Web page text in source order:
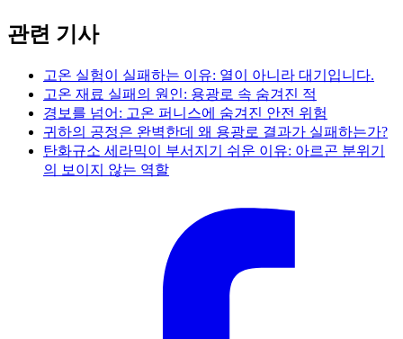
관련 기사
고온 실험이 실패하는 이유: 열이 아니라 대기입니다.
고온 재료 실패의 원인: 용광로 속 숨겨진 적
경보를 넘어: 고온 퍼니스에 숨겨진 안전 위험
귀하의 공정은 완벽한데 왜 용광로 결과가 실패하는가?
탄화규소 세라믹이 부서지기 쉬운 이유: 아르곤 분위기
의 보이지 않는 역할